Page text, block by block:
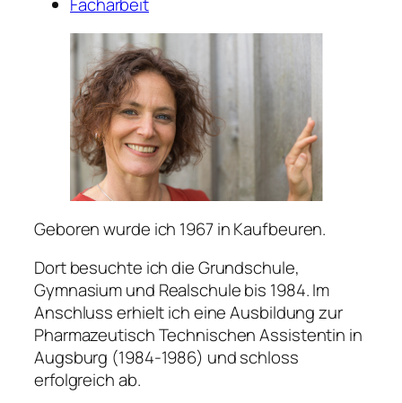
Geboren wurde ich 1967 in Kaufbeuren.
Dort besuchte ich die Grundschule,
Gymnasium und Realschule bis 1984. Im
Anschluss erhielt ich eine Ausbildung zur
Pharmazeutisch Technischen Assistentin in
Augsburg (1984-1986) und schloss
erfolgreich ab.